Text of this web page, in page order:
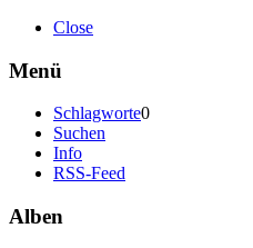
Close
Menü
Schlagworte0
Suchen
Info
RSS-Feed
Alben